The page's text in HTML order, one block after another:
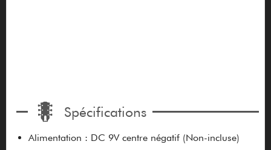
Spécifications
Alimentation : DC 9V centre négatif (Non-incluse)